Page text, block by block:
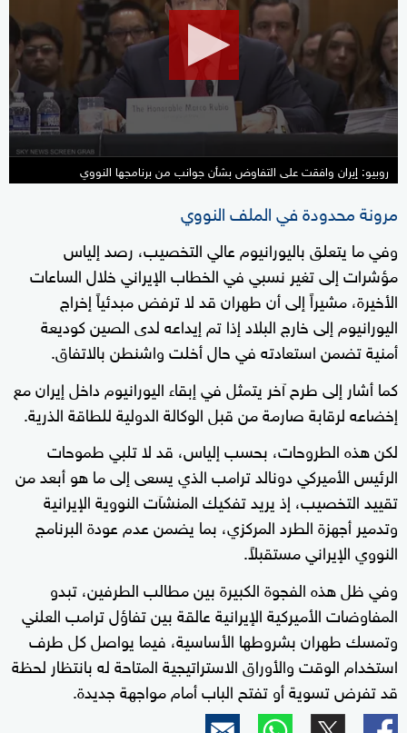
36
seconds
روبيو: إيران وافقت على التفاوض بشأن جوانب من برنامجها النووي
مرونة محدودة في الملف النووي
وفي ما يتعلق باليورانيوم عالي التخصيب، رصد إلياس
مؤشرات إلى تغير نسبي في الخطاب الإيراني خلال الساعات
الأخيرة، مشيراً إلى أن طهران قد لا ترفض مبدئياً إخراج
اليورانيوم إلى خارج البلاد إذا تم إيداعه لدى الصين كوديعة
أمنية تضمن استعادته في حال أخلت واشنطن بالاتفاق.
كما أشار إلى طرح آخر يتمثل في إبقاء اليورانيوم داخل إيران مع
إخضاعه لرقابة صارمة من قبل الوكالة الدولية للطاقة الذرية.
لكن هذه الطروحات، بحسب إلياس، قد لا تلبي طموحات
الرئيس الأميركي دونالد ترامب الذي يسعى إلى ما هو أبعد من
تقييد التخصيب، إذ يريد تفكيك المنشآت النووية الإيرانية
وتدمير أجهزة الطرد المركزي، بما يضمن عدم عودة البرنامج
النووي الإيراني مستقبلاً.
وفي ظل هذه الفجوة الكبيرة بين مطالب الطرفين، تبدو
المفاوضات الأميركية الإيرانية عالقة بين تفاؤل ترامب العلني
وتمسك طهران بشروطها الأساسية، فيما يواصل كل طرف
استخدام الوقت والأوراق الاستراتيجية المتاحة له بانتظار لحظة
قد تفرض تسوية أو تفتح الباب أمام مواجهة جديدة.